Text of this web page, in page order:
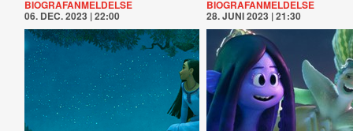
BIOGRAFANMELDELSE
06. DEC. 2023 | 22:00
BIOGRAFANMELDELSE
28. JUNI 2023 | 21:30